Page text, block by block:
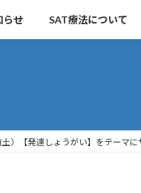
らせ SAT療法について
）【発達しょうがい】をテーマに